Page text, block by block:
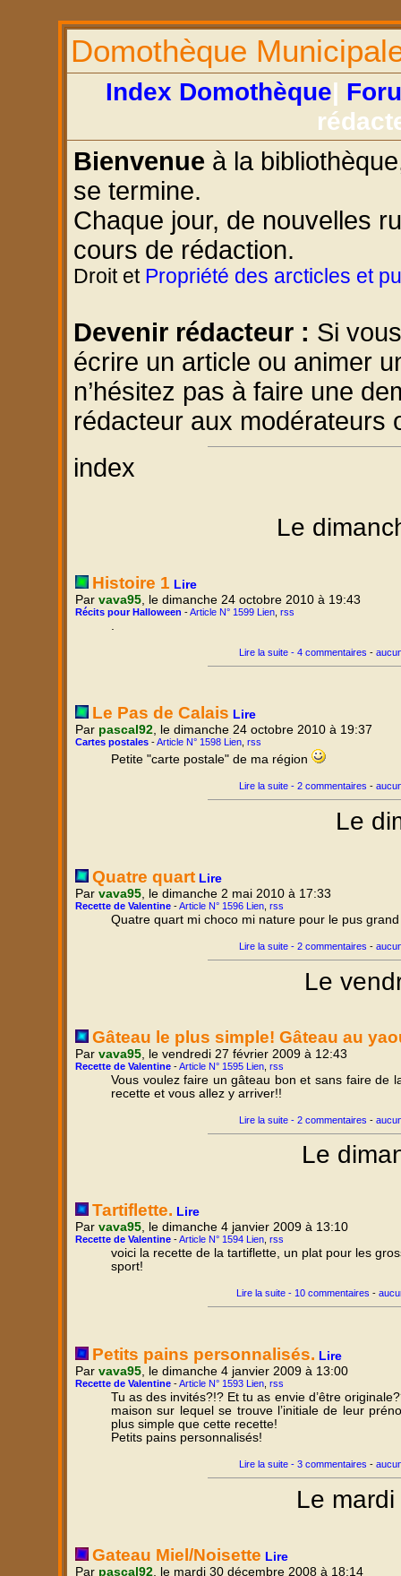
Domothèque
Index Domothèque|
Bienvenue à la
se termine.
Chaque jour, de nouvelles
cours de rédaction.
Droit et Propriété des arcticles et
Devenir rédacteur : Si
écrire un article ou animer
n’hésitez pas à faire une
rédacteur aux modérateurs
index
Le
Histoire 1 Lire
Par vava95 , le dimanche 24 octobre 2010 à 19:43
Récits pour Halloween -Article N° 1599 Lien rss
Lire la suite - 4 commentaires -
Le Pas de Calais Lire
Par pascal92, le dimanche 24 octobre 2010 à 19:37
Cartes postales -Article N° 1598 Lien rss
Petite "carte postale" de ma région
Lire la suite - 2 commentaires -
Le
Quatre quart Lire
Par vava95, le dimanche 2 mai 2010 à 17:33
Recette de Valentine -Article N° 1596 Lien rss
Quatre quart mi choco mi nature pour le pus
Lire la suite - 2 commentaires -
Le
Gâteau le plus simple! Gâteau au
Par vava95 , le vendredi 27 février 2009 à 12:43
Recette de Valentine -Article N° 1595 Lien rss
Vous voulez faire un gâteau bon et sans faire de
recette et vous allez y arriver!!
Lire la suite - 2 commentaires -
Le
Tartiflette. Lire
Par vava95, le dimanche 4 janvier 2009 à 13:10
Recette de Valentine -Article N° 1594 Lien, rss
voici la recette de la tartiflette, un plat pour les
sport!
Lire la suite - 10 commentaires -
Petits pains personnalisés. Lire
Par vava95, le dimanche 4 janvier 2009 à 13:00
Recette de Valentine -Article N° 1593 Lien rss
Tu as des invités?!? Et tu as envie d’être
maison sur lequel se trouve l’initiale de leur
plus simple que cette recette!
Petits pains personnalisés!
Lire la suite - 3 commentaires -
Le
Gateau Miel/Noisette Lire
Par pascal92 , le mardi 30 décembre 2008 à 18:14